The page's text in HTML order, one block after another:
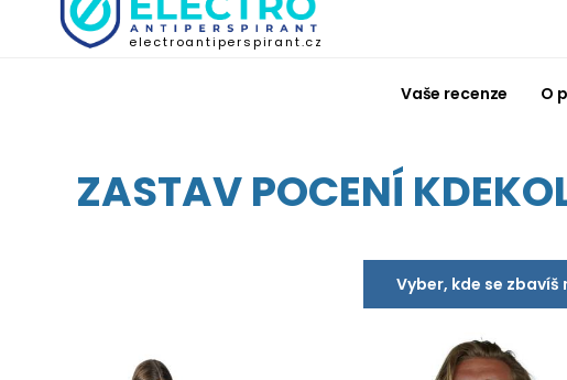
electroantiperspirant.cz
Vaše recenze O
ZASTAV POCENÍ
Vyber, kde se